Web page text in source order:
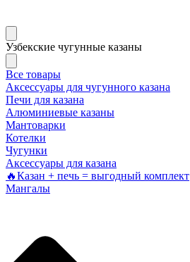
Узбекские чугунные казаны
Все товары
Аксессуары для чугунного казана
Печи для казана
Алюминиевые казаны
Мантоварки
Котелки
Чугунки
Аксессуары для казана
🔥Казан + печь = выгодный комплект
Мангалы